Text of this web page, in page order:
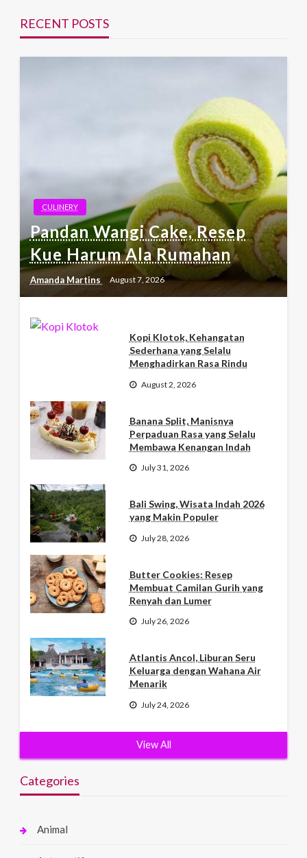
RECENT POSTS
CULINERY
Pandan Wangi Cake, Resep
Kue Harum Ala Rumahan
Amanda Martins August 7, 2026
Kopi Klotok, Kehangatan
Sederhana yang Selalu
Menghadirkan Rasa Rindu
August 2, 2026
Banana Split, Manisnya
Perpaduan Rasa yang Selalu
Membawa Kenangan Indah
July 31, 2026
Bali Swing, Wisata Indah 2026
yang Makin Populer
July 28, 2026
Butter Cookies: Resep
Membuat Camilan Gurih yang
Renyah dan Lumer
July 26, 2026
Atlantis Ancol, Liburan Seru
Keluarga dengan Wahana Air
Menarik
July 24, 2026
View All
Categories
Animal